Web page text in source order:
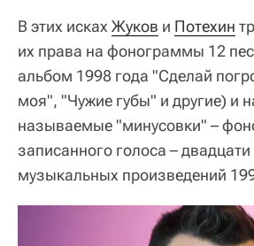
В этих исках Жуков и Потехин
их права на фонограммы 12
альбом 1998 года "Сделай
моя", "Чужие губы" и другие) и
называемые "минусовки" –
записанного голоса – двадцати
музыкальных произведений